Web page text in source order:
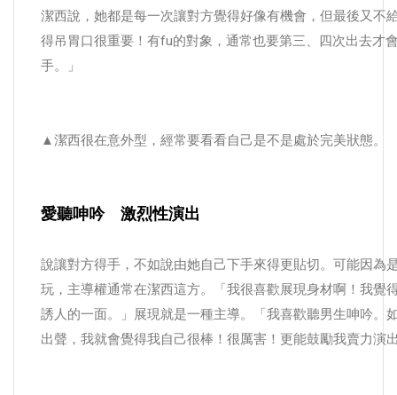
潔西說，她都是每一次讓對方覺得好像有機會，但最後又不
得吊胃口很重要！有fu的對象，通常也要第三、四次出去才
手。」
▲潔西很在意外型，經常要看看自己是不是處於完美狀態。
愛聽呻吟 激烈性演出
說讓對方得手，不如說由她自己下手來得更貼切。可能因為
玩，主導權通常在潔西這方。「我很喜歡展現身材啊！我覺
誘人的一面。」展現就是一種主導。「我喜歡聽男生呻吟。
出聲，我就會覺得我自己很棒！很厲害！更能鼓勵我賣力演